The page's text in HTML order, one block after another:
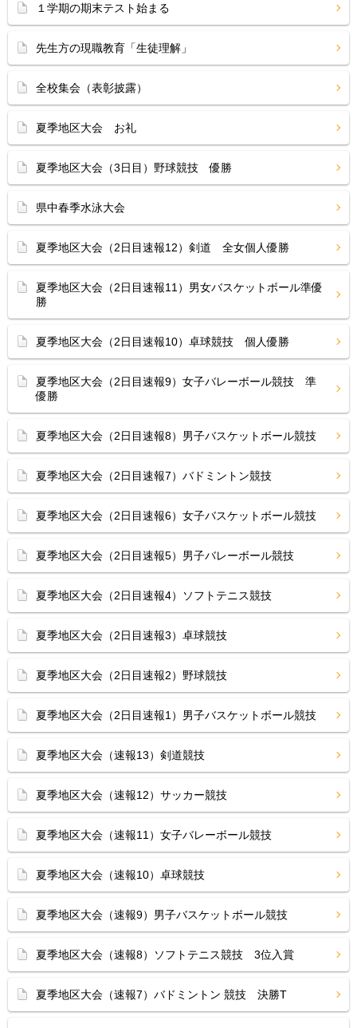
１学期の期末テスト始まる
先生方の現職教育「生徒理解」
全校集会（表彰披露）
夏季地区大会 お礼
夏季地区大会（3日目）野球競技 優勝
県中春季水泳大会
夏季地区大会（2日目速報12）剣道 全女個人優勝
夏季地区大会（2日目速報11）男女バスケットボール準優
勝
夏季地区大会（2日目速報10）卓球競技 個人優勝
夏季地区大会（2日目速報9）女子バレーボール競技 準
優勝
夏季地区大会（2日目速報8）男子バスケットボール競技
夏季地区大会（2日目速報7）バドミントン競技
夏季地区大会（2日目速報6）女子バスケットボール競技
夏季地区大会（2日目速報5）男子バレーボール競技
夏季地区大会（2日目速報4）ソフトテニス競技
夏季地区大会（2日目速報3）卓球競技
夏季地区大会（2日目速報2）野球競技
夏季地区大会（2日目速報1）男子バスケットボール競技
夏季地区大会（速報13）剣道競技
夏季地区大会（速報12）サッカー競技
夏季地区大会（速報11）女子バレーボール競技
夏季地区大会（速報10）卓球競技
夏季地区大会（速報9）男子バスケットボール競技
夏季地区大会（速報8）ソフトテニス競技 3位入賞
夏季地区大会（速報7）バドミントン 競技 決勝T